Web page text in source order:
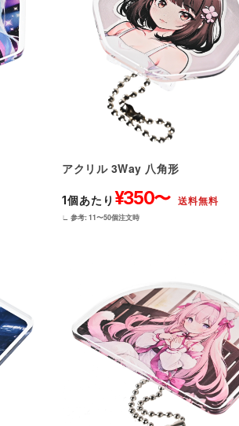
アクリル 3Way 八角形
1個あたり ¥350〜 送料無料
∟ 参考: 11〜50個注文時